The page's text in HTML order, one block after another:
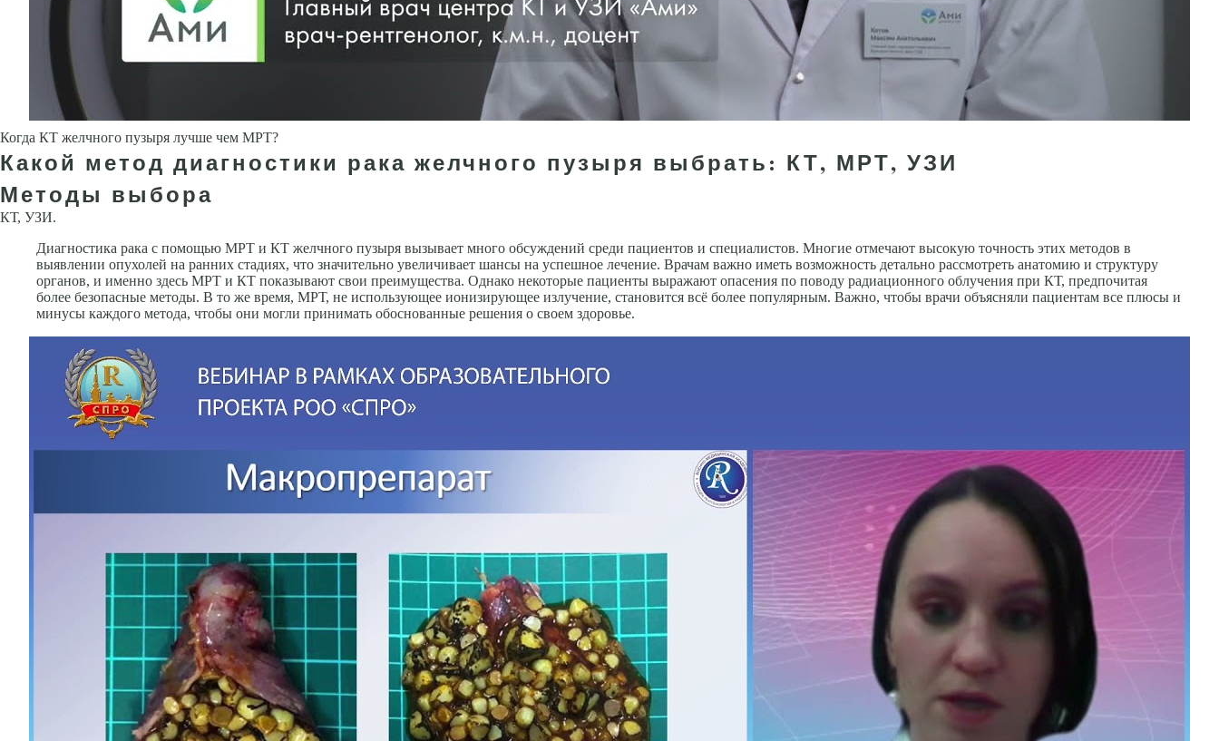
Когда КТ желчного пузыря лучше чем МРТ?
Какой метод диагностики рака желчного пузыря выбрать: КТ, МРТ, УЗИ
Методы выбора
КТ, УЗИ.
Диагностика рака с помощью МРТ и КТ желчного пузыря вызывает много обсуждений среди пациентов и специалистов. Многие отмечают высокую точность этих методов в
выявлении опухолей на ранних стадиях, что значительно увеличивает шансы на успешное лечение. Врачам важно иметь возможность детально рассмотреть анатомию и структуру
органов, и именно здесь МРТ и КТ показывают свои преимущества. Однако некоторые пациенты выражают опасения по поводу радиационного облучения при КТ, предпочитая
более безопасные методы. В то же время, МРТ, не использующее ионизирующее излучение, становится всё более популярным. Важно, чтобы врачи объясняли пациентам все плюсы и
минусы каждого метода, чтобы они могли принимать обоснованные решения о своем здоровье.